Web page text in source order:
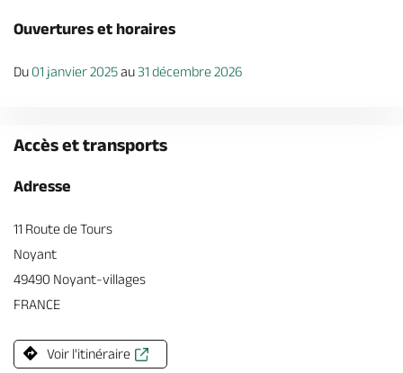
Ouvertures et horaires
Du 01 janvier 2025au31 décembre 2026
Accès et transports
Adresse
11 Route de Tours
Noyant
49490 Noyant-villages
FRANCE
Voir l'itinéraire